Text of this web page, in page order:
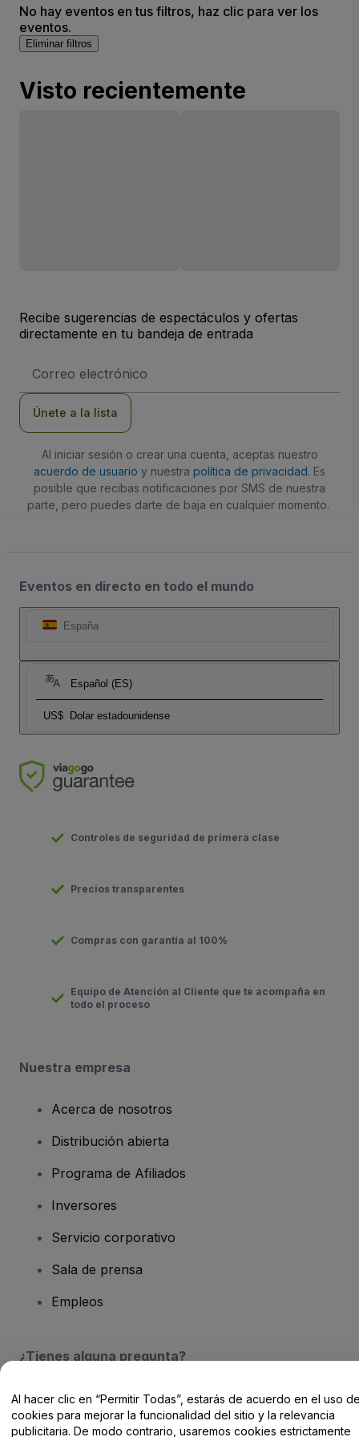
No hay eventos en tus filtros, haz clic para ver los
eventos.
Eliminar filtros
Visto recientemente
Recibe sugerencias de espectáculos y ofertas
directamente en tu bandeja de entrada
de
Únete a la lista
Al iniciar sesión o crear una cuenta, aceptas nuestro
acuerdo de usuario y nuestra política de privacidad. Es
posible que recibas notificaciones por SMS de nuestra
parte, pero puedes darte de baja en cualquier momento.
Eventos en directo en todo el mundo
España
Español (ES)
US$ Dolar estadounidense
Controles de seguridad de primera clase
Precios transparentes
Compras con garantía al 100%
Equipo de Atención al Cliente que te acompaña en
todo el proceso
Nuestra empresa
Acerca de nosotros
Distribución abierta
Programa de Afiliados
Inversores
Servicio corporativo
Sala de prensa
Empleos
¿Tienes alguna pregunta?
Centro de Ayuda / Contacto
Al hacer clic en “Permitir Todas”, estarás de acuerdo en el uso
cookies para mejorar la funcionalidad del sitio y la relevancia
publicitaria. De modo contrario, usaremos cookies estrictamente